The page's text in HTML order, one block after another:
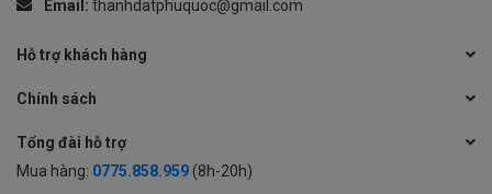
Email: thanhdatphuquoc@gmail.com
Hỗ trợ khách hàng
Chính sách
Tổng đài hỗ trợ
Mua hàng: 0775.858.959 (8h-20h)